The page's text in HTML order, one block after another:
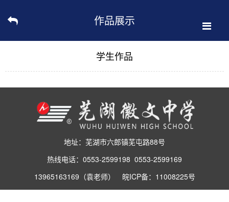
作品展示
学生作品
地址：芜湖市六郎镇芜屯路88号
热线电话：0553-2599198 0553-2599169
13965163169（袁老师） 皖ICP备：11008225号